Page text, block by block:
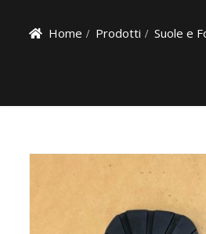
Home Prodotti Suole e